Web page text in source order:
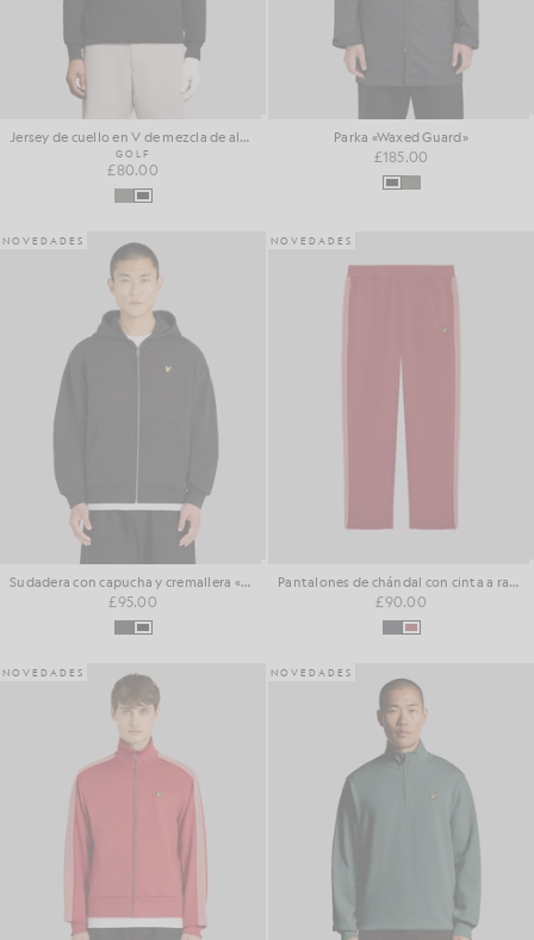
Jersey de cuello en V de mezcla de algodón
GOLF
£80.00
Parka «Waxed Guard»
£185.00
NOVEDADES
Sudadera con capucha y cremallera «Loopback» de tejido grueso
£95.00
NOVEDADES
Pantalones de chándal con cinta a rayas
£90.00
NOVEDADES NOVEDADES